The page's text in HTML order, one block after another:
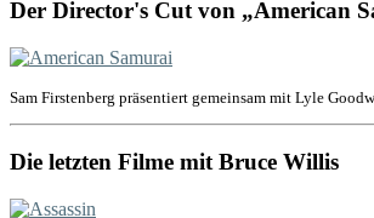
Der Director's Cut von „American
Sam Firstenberg präsentiert gemeinsam mit Lyle
Die letzten Filme mit Bruce Willis